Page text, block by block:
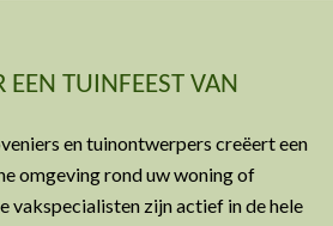
EEN TUINFEEST VAN
en tuinontwerpers creëert een
omgeving rond uw woning of
vakspecialisten zijn actief in de hele